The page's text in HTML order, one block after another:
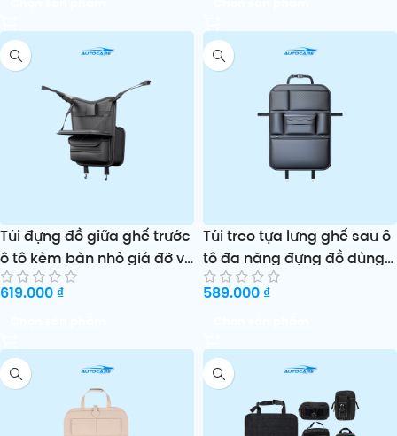
Túi đựng đồ giữa ghế trước
ô tô kèm bàn nhỏ giá đỡ và
hộp khăn giấy
619.000 ₫
Túi treo tựa lưng ghế sau ô
tô đa năng đựng đồ dùng
và phụ kiện tiện lợi
589.000 ₫